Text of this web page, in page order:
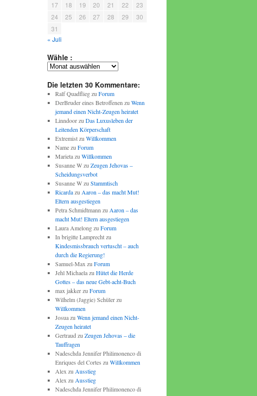
17
18 19 20 21 22
23
24
25 26 27 28 29
30
31
« Juli
Wähle :
Wähle
Die letzten 30 Kommentare:
Ralf Quadfliegzu Forum
DerBruder eines Betroffenen zu Wenn
jemand einen Nicht-Zeugen heiratet
Linndoorzu Das Luxusleben der
Leitenden Körperschaft
Extremistzu Willkommen
Namezu Forum
Marietazu Willkommen
Susanne Wzu Zeugen Jehovas –
Scheidungsverbot
Susanne Wzu Stammtisch
Ricardazu Aaron – das macht Mut!
Eltern ausgestiegen
Petra Schmidtmann zu Aaron – das
macht Mut! Eltern ausgestiegen
Laura Amelongzu Forum
In brigitte Lamprechtzu
Kindesmissbrauch vertuscht – auch
durch die Regierung!
Samuel-Max zu Forum
Jehl Michaelazu Hütet die Herde
Gottes – das neue Gebt-acht-Buch
max jakkerzu Forum
Wilhelm (Jaggie) Schülerzu
Willkommen
Josuazu Wenn jemand einen Nicht-
Zeugen heiratet
Gertraud zu Zeugen Jehovas – die
Tauffragen
Nadeschda Jennifer Philimonenco di
Enriques del Cortes zu Willkommen
Alex zu Ausstieg
Alex zu Ausstieg
Nadeschda Jennifer Philimonenco di